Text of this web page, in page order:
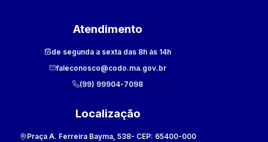
Atendimento
de segunda a sexta das 8h às 14h
faleconosco@codo.ma.gov.br
(99) 99904-7098
Localização
Praça A. Ferreira Bayma, 538- CEP: 65400-000